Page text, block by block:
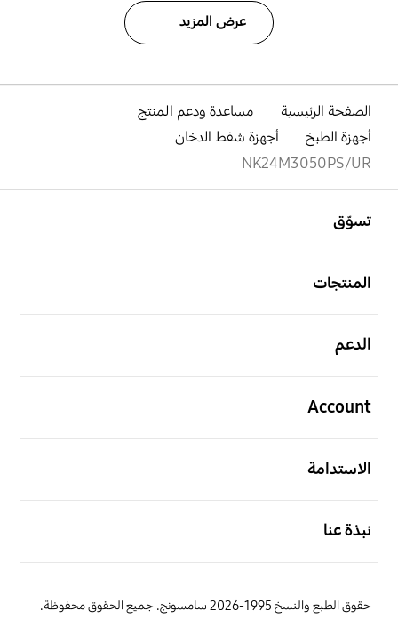
عرض المزيد
الصفحة الرئيسية
مساعدة ودعم المنتج
أجهزة الطبخ
أجهزة شفط الدخان
NK24M3050PS/UR
تسوّق
المنتجات
الدعم
Account
الاستدامة
نبذة عنا
حقوق الطبع والنسخ 1995-2026 سامسونج. جميع الحقوق محفوظة.